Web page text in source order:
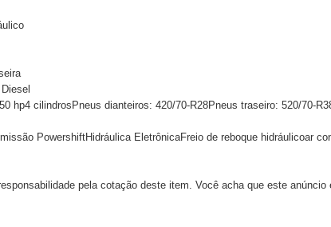
hp4 cilindrosPneus dianteiros: 420/70-R28Pneus traseiro: 520/70-
PowershiftHidráulica EletrônicaFreio de reboque hidráulicoar
pela cotação deste item. Você acha que este